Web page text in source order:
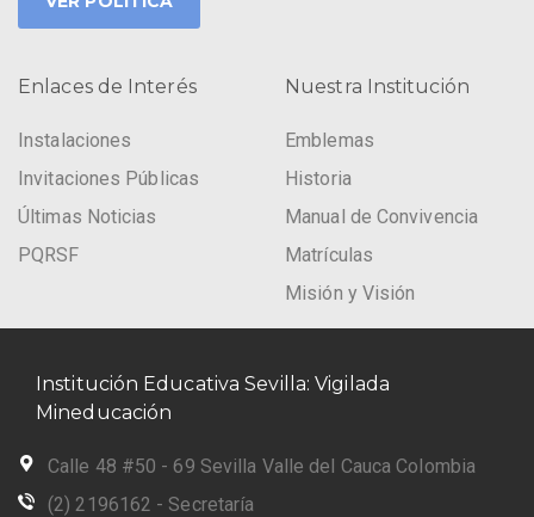
Enlaces de Interés
Instalaciones
Invitaciones Públicas
Últimas Noticias
PQRSF
Nuestra Institución
Emblemas
Historia
Manual de Convivencia
Matrículas
Misión y Visión
Institución Educativa Sevilla: Vigilada
Mineducación
Calle 48 #50 - 69 Sevilla Valle del Cauca Colombia
(2) 2196162 - Secretaría